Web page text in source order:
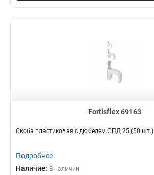
Fortisflex 69163
Скоба пластиковая с дюбелем СПД 25 (50 шт.)
Подробнее
Наличие: В наличии